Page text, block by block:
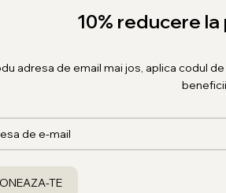
10% reducere
adresa de email mai jos, aplica codul